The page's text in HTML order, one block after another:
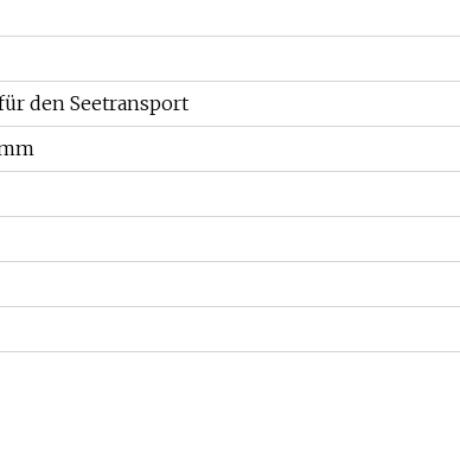
den Seetransport